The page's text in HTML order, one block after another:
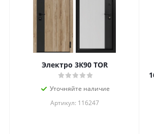
Электро 3К90 TOR
Уточняйте наличие
Артикул: 116247